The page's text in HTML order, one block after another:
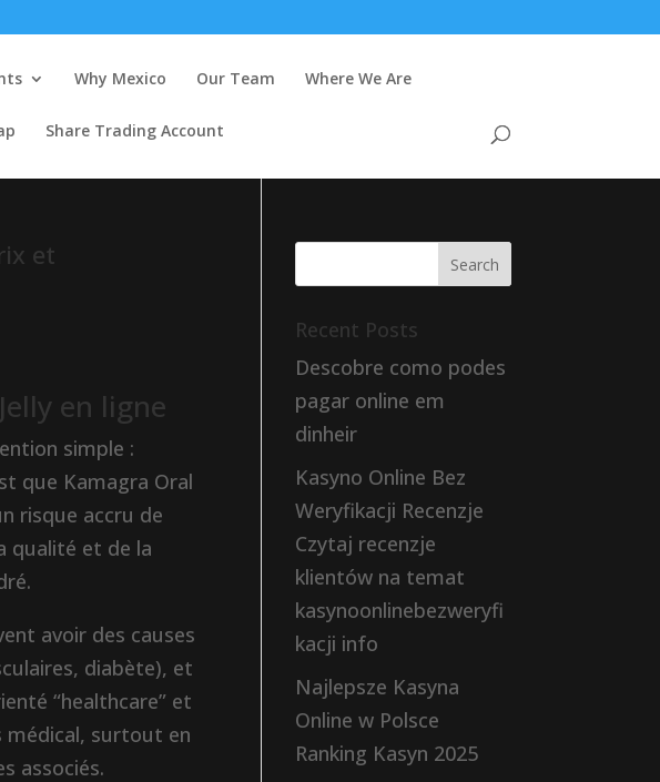
Why Mexico Our Team Where We Are
Share Trading Account
et
en ligne
simple :
que Kamagra Oral
risque accru de
qualité et de la
avoir des causes
diabète), et
“healthcare” et
médical, surtout en
associés.
Recent Posts
Descobre como podes
pagar online em
dinheir
Kasyno Online Bez
Weryfikacji Recenzje
Czytaj recenzje
klientów na temat
kasynoonlinebezweryfi
kacji info
Najlepsze Kasyna
Online w Polsce
Ranking Kasyn 2025